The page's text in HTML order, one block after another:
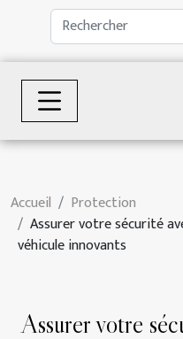
Accueil
Protection
Assurer votre sécurité
véhicule innovants
Assurer votre